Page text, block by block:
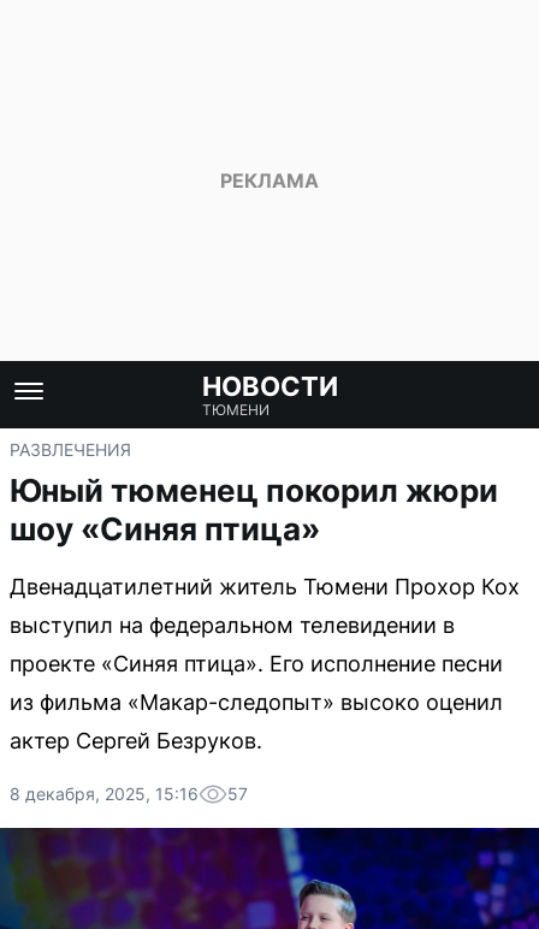
НОВОСТИ
ТЮМЕНИ
РАЗВЛЕЧЕНИЯ
Юный тюменец покорил жюри
шоу «Синяя птица»
Двенадцатилетний житель Тюмени Прохор Кох
выступил на федеральном телевидении в
проекте «Синяя птица». Его исполнение песни
из фильма «Макар-следопыт» высоко оценил
актер Сергей Безруков.
8 декабря, 2025, 15:16 57